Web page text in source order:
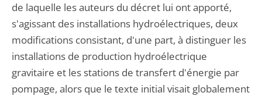
de laquelle les auteurs du décret lui ont apporté,
s'agissant des installations hydroélectriques, deux
modifications consistant, d'une part, à distinguer les
installations de production hydroélectrique
gravitaire et les stations de transfert d'énergie par
pompage, alors que le texte initial visait globalement